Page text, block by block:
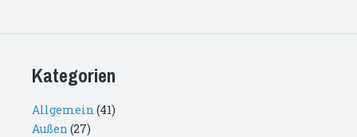
Kategorien
Allgemein (41)
Außen (27)